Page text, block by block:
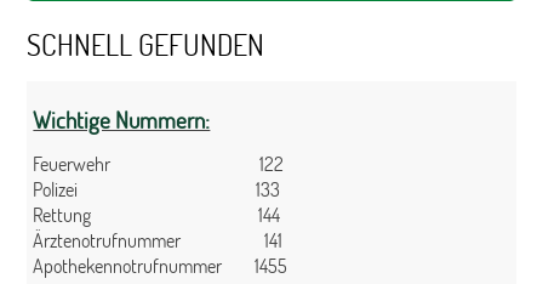
SCHNELL GEFUNDEN
Wichtige Nummern:
Feuerwehr 122
Polizei 133
Rettung 144
Ärztenotrufnummer 141
Apothekennotrufnummer 1455